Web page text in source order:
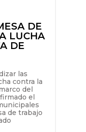
DE
LUCHA
DE
las
contra la
del
el
de trabajo